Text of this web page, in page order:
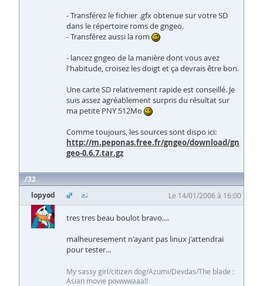
- Transférez le fichier .gfx obtenue sur votre SD
dans le répertoire roms de gngeo.
- Transférez aussi la rom
- lancez gngeo de la manière dont vous avez
l'habitude, croisez les doigt et ça devrais être bon.
Une carte SD relativement rapide est conseillé. Je
suis assez agréablement surpris du résultat sur
ma petite PNY 512Mo
Comme toujours, les sources sont dispo ici:
http://m.peponas.free.fr/gngeo/download/gn
geo-0.6.7.tar.gz
32
lopyod
Le 14/01/2006 à 16:00
tres tres beau boulot bravo....
malheuresement n'ayant pas linux j'attendrai
pour tester...
My sassy girl/citizen dog/Azumi/Devdas/The blade :
Asian movie powwwaaa!!